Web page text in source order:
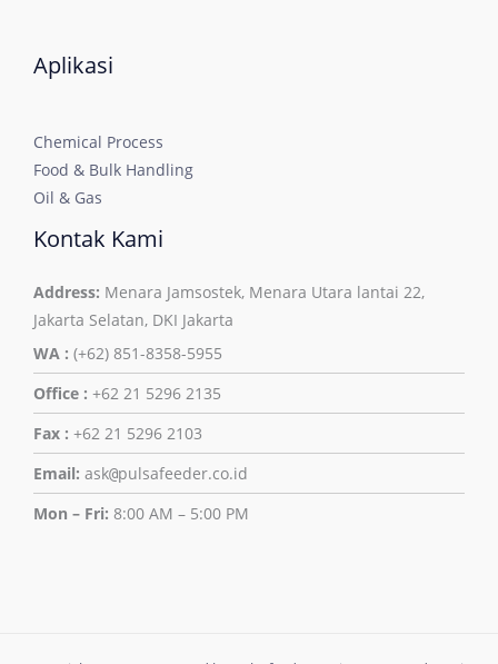
Aplikasi
Chemical Process
Food & Bulk Handling
Oil & Gas
Kontak Kami
Address: Menara Jamsostek, Menara Utara lantai 22,
Jakarta Selatan, DKI Jakarta
WA : (+62) 851-8358-5955
Office : +62 21 5296 2135
Fax : +62 21 5296 2103
Email: ask@pulsafeeder.co.id
Mon – Fri: 8:00 AM – 5:00 PM